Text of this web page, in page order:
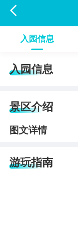

入园信息
入园信息
景区介绍
图文详情
游玩指南